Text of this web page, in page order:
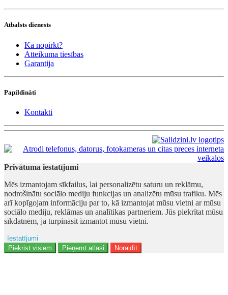
Atbalsts dienests
Kā nopirkt?
Atteikuma tiesības
Garantija
Papildināti
Kontakti
Privātuma iestatījumi
Mēs izmantojam sīkfailus, lai personalizētu saturu un reklāmu,
nodrošinātu sociālo mediju funkcijas un analizētu mūsu trafiku. Mēs
arī kopīgojam informāciju par to, kā izmantojat mūsu vietni ar mūsu
sociālo mediju, reklāmas un analītikas partneriem. Jūs piekrītat mūsu
sīkdatnēm, ja turpināsit izmantot mūsu vietni.
Iestatījumi
Reklāma
Piekrist visiem Pieņemt atlasi Noraidīt